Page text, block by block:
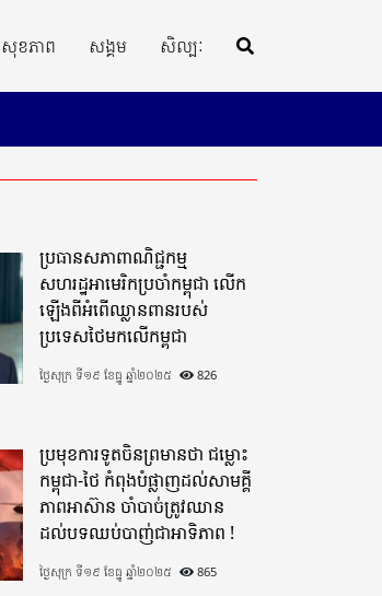
សុខភាព សង្គម សិល្បៈ
ប្រធានសភាពាណិជ្ជកម្ម
សហរដ្ឋអាមេរិកប្រចាំកម្ពុជា លើក
ឡើងពីអំពើឈ្លានពានរបស់
ប្រទេសថៃមកលើកម្ពុជា
ថ្ងៃសុក្រ ទី១៩ ខែធ្នូ ឆ្នាំ២០២៥ 826
ប្រមុខការទូតចិនព្រមានថា ជម្លោះ
កម្ពុជា-ថៃ កំពុងបំផ្លាញដល់សាមគ្គី
ភាពអាស៊ាន ចាំបាច់ត្រូវឈាន
ដល់បទឈប់បាញ់ជាអាទិភាព !
ថ្ងៃសុក្រ ទី១៩ ខែធ្នូ ឆ្នាំ២០២៥ 865